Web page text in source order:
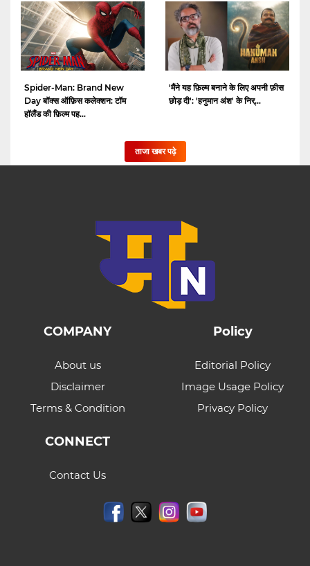
Spider-Man: Brand New
Day बॉक्स ऑफ़िस कलेक्शन: टॉम
हॉलैंड की फ़िल्म पह...
'मैंने यह फ़िल्म बनाने के लिए अपनी फ़ीस
छोड़ दी': 'हनुमान अंश' के निर्...
ताजा खबर पढ़े
COMPANY
About us
Disclaimer
Terms & Condition
Policy
Editorial Policy
Image Usage Policy
Privacy Policy
CONNECT
Contact Us